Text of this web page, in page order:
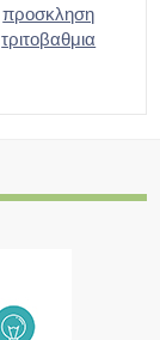
προσκληση
τριτοβαθμια